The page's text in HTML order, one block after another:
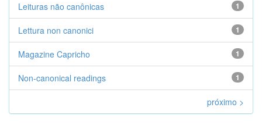
1
Leituras não canônicas
1
Lettura non canonici
1
Magazine Capricho
1
Non-canonical readings
próximo >